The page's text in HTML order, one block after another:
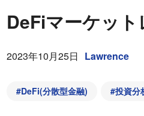
DeFiマーケット
2023年10月25日 Lawrence
#DeFi(分散型金融) #投資分